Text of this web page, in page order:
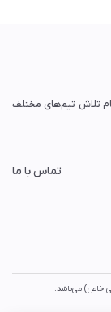
تلاش تیم‌های مختلف
تماس با ما
خاص) می‌باشد.